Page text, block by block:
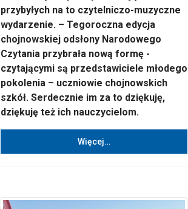
przybyłych na to czytelniczo-muzyczne
wydarzenie. – Tegoroczna edycja
chojnowskiej odsłony Narodowego
Czytania przybrała nową formę -
czytającymi są przedstawiciele młodego
pokolenia – uczniowie chojnowskich
szkół. Serdecznie im za to dziękuję,
dziękuję też ich nauczycielom.
Więcej…